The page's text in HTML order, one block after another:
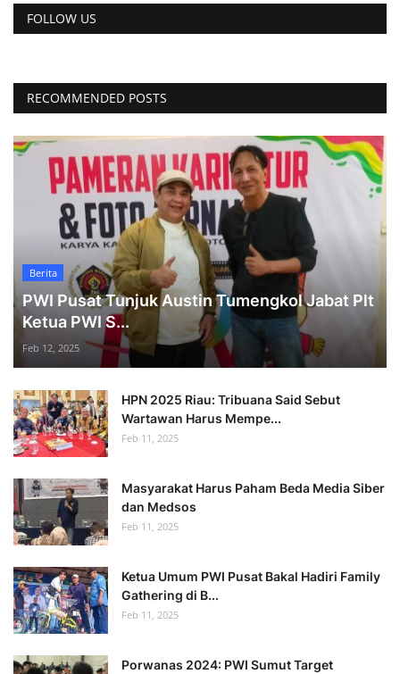
FOLLOW US
RECOMMENDED POSTS
Berita
PWI Pusat Tunjuk Austin Tumengkol Jabat Plt
Ketua PWI S...
Feb 12, 2025
HPN 2025 Riau: Tribuana Said Sebut
Wartawan Harus Mempe...
Feb 11, 2025
Masyarakat Harus Paham Beda Media Siber
dan Medsos
Feb 11, 2025
Ketua Umum PWI Pusat Bakal Hadiri Family
Gathering di B...
Feb 11, 2025
Porwanas 2024: PWI Sumut Target